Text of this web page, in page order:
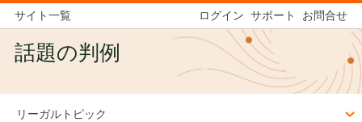
サイト一覧 ログイン サポート お問合せ
話題の判例
リーガルトピック